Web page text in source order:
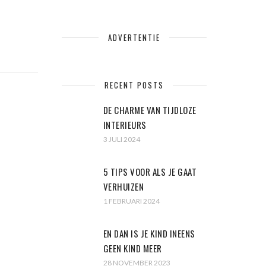
ADVERTENTIE
RECENT POSTS
DE CHARME VAN TIJDLOZE
INTERIEURS
3 JULI 2024
5 TIPS VOOR ALS JE GAAT
VERHUIZEN
1 FEBRUARI 2024
EN DAN IS JE KIND INEENS
GEEN KIND MEER
28 NOVEMBER 2023